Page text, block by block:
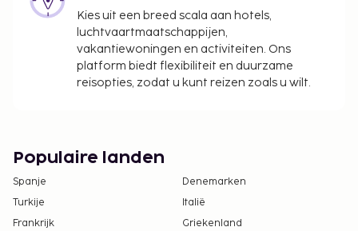
Kies uit een breed scala aan hotels,
luchtvaartmaatschappijen,
vakantiewoningen en activiteiten. Ons
platform biedt flexibiliteit en duurzame
reisopties, zodat u kunt reizen zoals u wilt.
Populaire landen
Spanje
Denemarken
Turkije
Italië
Frankrijk
Griekenland